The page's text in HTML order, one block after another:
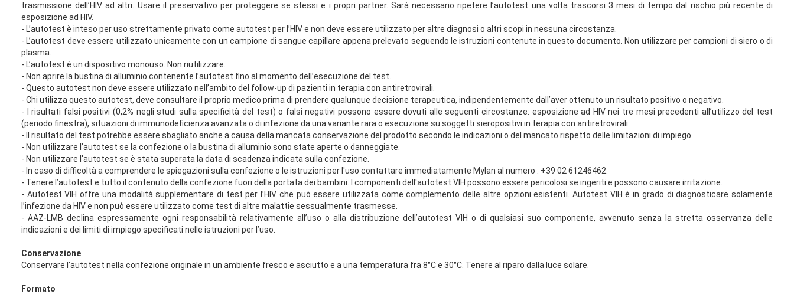
trasmissione dell’HIV ad altri. Usare il preservativo per proteggere se stessi e i propri partner. Sarà necessario ripetere l’autotest una volta trascorsi 3 mesi di tempo dal rischio più recente di
esposizione ad HIV.
- L’autotest è inteso per uso strettamente privato come autotest per l’HIV e non deve essere utilizzato per altre diagnosi o altri scopi in nessuna circostanza.
- L’autotest deve essere utilizzato unicamente con un campione di sangue capillare appena prelevato seguendo le istruzioni contenute in questo documento. Non utilizzare per campioni di siero o di
plasma.
- L’autotest è un dispositivo monouso. Non riutilizzare.
- Non aprire la bustina di alluminio contenente l’autotest fino al momento dell’esecuzione del test.
- Questo autotest non deve essere utilizzato nell’ambito del follow-up di pazienti in terapia con antiretrovirali.
- Chi utilizza questo autotest, deve consultare il proprio medico prima di prendere qualunque decisione terapeutica, indipendentemente dall’aver ottenuto un risultato positivo o negativo.
- I risultati falsi positivi (0,2% negli studi sulla specificità del test) o falsi negativi possono essere dovuti alle seguenti circostanze: esposizione ad HIV nei tre mesi precedenti all’utilizzo del test
(periodo finestra), situazioni di immunodeficienza avanzata o di infezione da una variante rara o esecuzione su soggetti sieropositivi in terapia con antiretrovirali.
- Il risultato del test potrebbe essere sbagliato anche a causa della mancata conservazione del prodotto secondo le indicazioni o del mancato rispetto delle limitazioni di impiego.
- Non utilizzare l’autotest se la confezione o la bustina di alluminio sono state aperte o danneggiate.
- Non utilizzare l'autotest se è stata superata la data di scadenza indicata sulla confezione.
- In caso di difficoltà a comprendere le spiegazioni sulla confezione o le istruzioni per l'uso contattare immediatamente Mylan al numero : +39 02 61246462.
- Tenere l’autotest e tutto il contenuto della confezione fuori della portata dei bambini. I componenti dell'autotest VIH possono essere pericolosi se ingeriti e possono causare irritazione.
- Autotest VIH offre una modalità supplementare di test per l’HIV che può essere utilizzata come complemento delle altre opzioni esistenti. Autotest VIH è in grado di diagnosticare solamente
l’infezione da HIV e non può essere utilizzato come test di altre malattie sessualmente trasmesse.
- AAZ-LMB declina espressamente ogni responsabilità relativamente all’uso o alla distribuzione dell’autotest VIH o di qualsiasi suo componente, avvenuto senza la stretta osservanza delle
indicazioni e dei limiti di impiego specificati nelle istruzioni per l’uso.
Conservazione
Conservare l’autotest nella confezione originale in un ambiente fresco e asciutto e a una temperatura fra 8°C e 30°C. Tenere al riparo dalla luce solare.
Formato